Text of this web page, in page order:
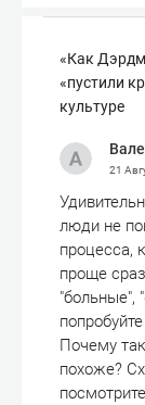
«Как
«пустили
культуре
21
люди не
процесса,
проще
"больные",
Почему
похоже?